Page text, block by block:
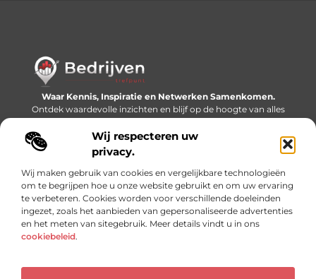
Wij respecteren uw
privacy.
Wij maken gebruik van cookies en vergelijkbare technologieën
om te begrijpen hoe u onze website gebruikt en om uw ervaring
te verbeteren. Cookies worden voor verschillende doeleinden
ingezet, zoals het aanbieden van gepersonaliseerde advertenties
en het meten van sitegebruik. Meer details vindt u in ons
cookiebeleid.
Waar Kennis, Inspiratie en Netwerken Samenkomen.
Ontdek waardevolle inzichten en blijf op de hoogte van alles
wat er speelt in de wereld.
Bericht categorie
Onze informatie